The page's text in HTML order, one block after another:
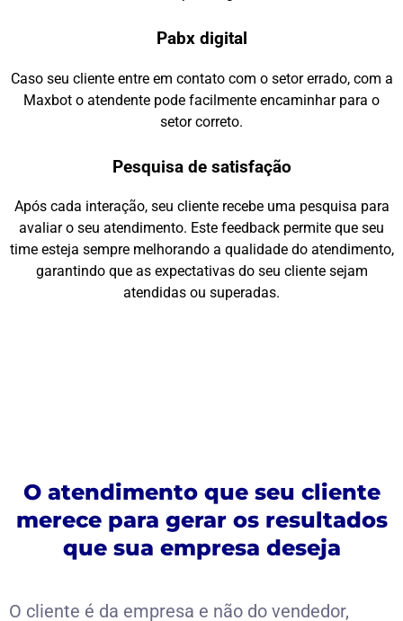
Pabx digital
Caso seu cliente entre em contato com o setor errado, com a
Maxbot o atendente pode facilmente encaminhar para o
setor correto.
Pesquisa de satisfação
Após cada interação, seu cliente recebe uma pesquisa para
avaliar o seu atendimento. Este feedback permite que seu
time esteja sempre melhorando a qualidade do atendimento,
garantindo que as expectativas do seu cliente sejam
atendidas ou superadas.
O atendimento que seu cliente
merece para gerar os resultados
que sua empresa deseja
O cliente é da empresa e não do vendedor,